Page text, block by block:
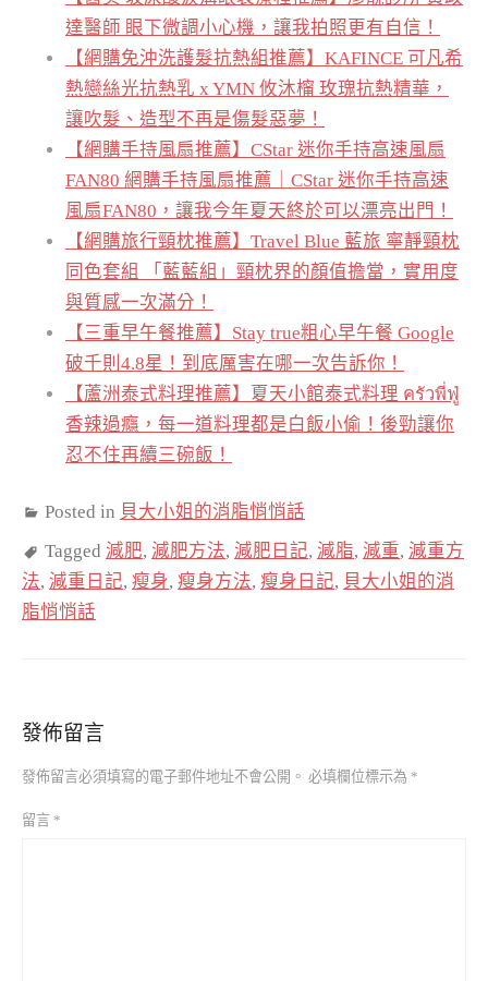
達醫師 眼下微調小心機，讓我拍照更有自信！
【網購免沖洗護髮抗熱組推薦】KAFINCE 可凡希
熱戀絲光抗熱乳 x YMN 攸沐橣 玫瑰抗熱精華，
讓吹髮、造型不再是傷髮惡夢！
【網購手持風扇推薦】CStar 迷你手持高速風扇
FAN80 網購手持風扇推薦｜CStar 迷你手持高速
風扇FAN80，讓我今年夏天終於可以漂亮出門！
【網購旅行頸枕推薦】Travel Blue 藍旅 寧靜頸枕
同色套組 「藍藍組」頸枕界的顏值擔當，實用度
與質感一次滿分！
【三重早午餐推薦】Stay true粗心早午餐 Google
破千則4.8星！到底厲害在哪一次告訴你！
【蘆洲泰式料理推薦】夏天小館泰式料理 ครัวพี่ฟู่
香辣過癮，每一道料理都是白飯小偷！後勁讓你
忍不住再續三碗飯！
Posted in 貝大小姐的消脂悄悄話
Tagged 減肥, 減肥方法, 減肥日記, 減脂, 減重, 減重方
法, 減重日記, 瘦身, 瘦身方法, 瘦身日記, 貝大小姐的消
脂悄悄話
發佈留言
發佈留言必須填寫的電子郵件地址不會公開。 必填欄位標示為 *
留言 *